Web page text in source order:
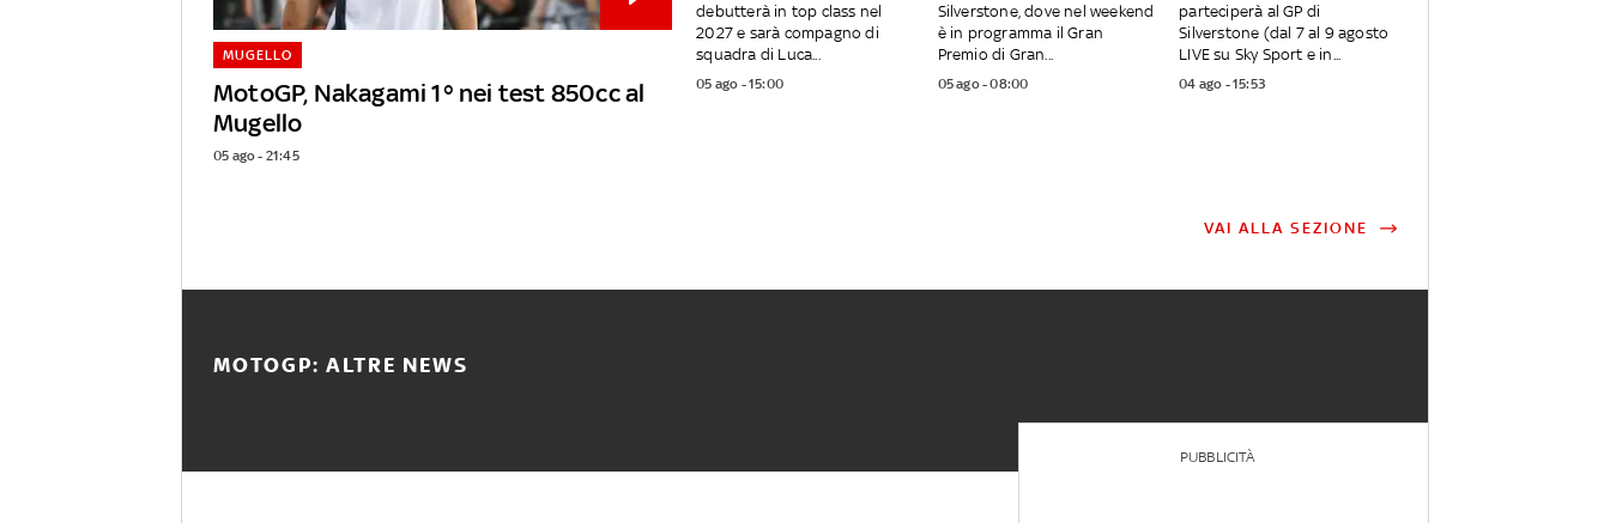
MotoGP, Nakagami 1° nei test 850cc al
Mugello
MUGELLO
05 ago - 21:45
debutterà in top class nel
2027 e sarà compagno di
squadra di Luca...
05 ago - 15:00
Silverstone, dove nel weekend
è in programma il Gran
Premio di Gran...
05 ago - 08:00
parteciperà al GP di
Silverstone (dal 7 al 9 agosto
LIVE su Sky Sport e in...
04 ago - 15:53
VAI ALLA SEZIONE
MOTOGP: ALTRE NEWS
PUBBLICITÀ